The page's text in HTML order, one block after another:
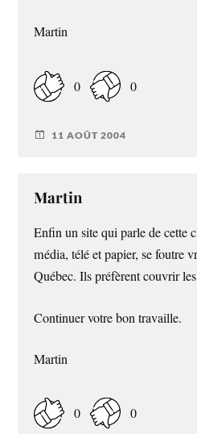
Martin
0 0
11 AOÛT 2004
Martin
Enfin un site qui parle de cette
média, télé et papier, se foutre
Québec. Ils préfèrent couvrir
Continuer votre bon travaille.
Martin
0 0